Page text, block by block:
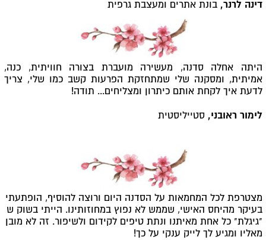
דינה לרנר, בונת אתרים ומעצבת גרפית
היתה אחלה סדנה, מעשירה מועברת בצורה חוויתית, כנה,
אמיתית, ומסקנה שלי שמתחזקת הפרעות קשב כמו שלי, צריך
לדעת איך לקחת אותם כיתרון ומצליחים... תודה!
לימור ראובני, סטייליסטית
מצטרפת לכל המחמאות על הסדנה היום ורוצה להוסיף, הופתעתי
בעיקר מהיחס האישי, שממש לא נפוץ במחוזותינו. הייתי בשוק ש
"גיגלת" כל אחת מאיתנו ונתת טיפים לקידום ולשיפור. זה לא מובן
מאליו ומגיע לך לייק ענקי על כך!